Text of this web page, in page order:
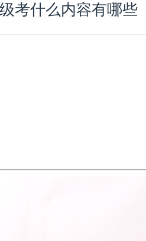
考什么内容有哪些